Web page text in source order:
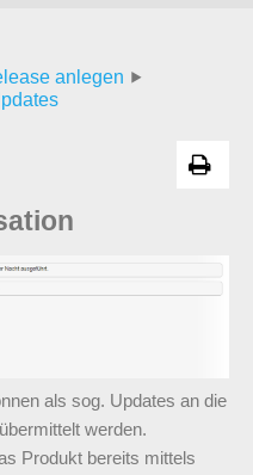
anlegen
als sog. Updates an die
werden.
Produkt bereits mittels